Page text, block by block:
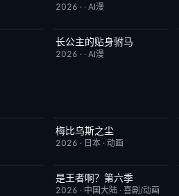
2026 · · AI漫
完结
长公主的贴身驸马
2026 · · AI漫
更新至第05集
梅比乌斯之尘
2026 · 日本· 动画
更新至第4集
是王者啊？第六季
2026 · 中国大陆· 喜剧/动画